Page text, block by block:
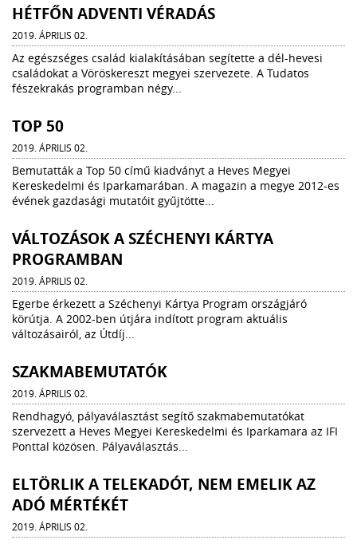
HÉTFŐN ADVENTI VÉRADÁS
2019. ÁPRILIS 02.
Az egészséges család kialakításában segítette a dél-hevesi
családokat a Vöröskereszt megyei szervezete. A Tudatos
fészekrakás programban négy...
TOP 50
2019. ÁPRILIS 02.
Bemutatták a Top 50 című kiadványt a Heves Megyei
Kereskedelmi és Iparkamarában. A magazin a megye 2012-es
évének gazdasági mutatóit gyűjtötte...
VÁLTOZÁSOK A SZÉCHENYI KÁRTYA
PROGRAMBAN
2019. ÁPRILIS 02.
Egerbe érkezett a Széchenyi Kártya Program országjáró
körútja. A 2002-ben útjára indított program aktuális
változásairól, az Útdíj...
SZAKMABEMUTATÓK
2019. ÁPRILIS 02.
Rendhagyó, pályaválasztást segítő szakmabemutatókat
szervezett a Heves Megyei Kereskedelmi és Iparkamara az IFI
Ponttal közösen. Pályaválasztás...
ELTÖRLIK A TELEKADÓT, NEM EMELIK AZ
ADÓ MÉRTÉKÉT
2019. ÁPRILIS 02.